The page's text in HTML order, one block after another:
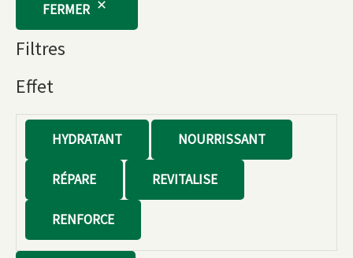
FERMER
Filtres
Effet
f
t
HYDRATANT NOURRISSANT
RÉPARE REVITALISE
RENFORCE